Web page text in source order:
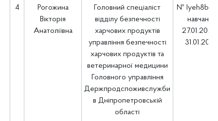
4
Рогожина
Вікторія
Анатоліївна
Головний спеціаліст
відділу безпечності
харчових продуктів
управління безпечності
харчових продуктів та
ветеринарної медицини
Головного управління
Держпродспоживслужби
в Дніпропетровській
області
№
навчання
27.01.2025
31.01.2025